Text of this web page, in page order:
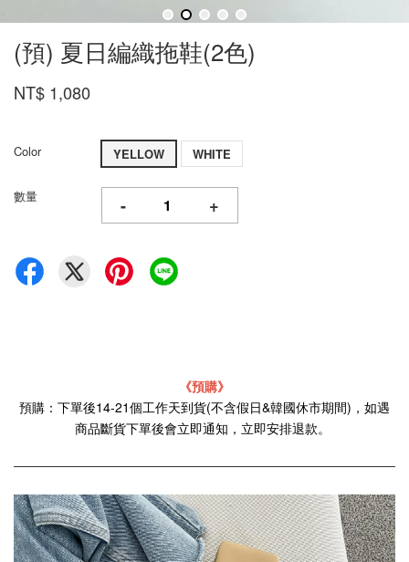
(預) 夏日編織拖鞋(2色)
NT$ 1,080
Color YELLOW WHITE
數量 - +
《預購》
預購：下單後14-21個工作天到貨(不含假日&韓國休市期間)，如遇
商品斷貨下單後會立即通知，立即安排退款。